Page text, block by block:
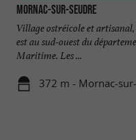
Mornac-sur-Seudre
Village ostréicole et
est au sud-ouest du
Maritime. Les ...
372 m - Mornac-